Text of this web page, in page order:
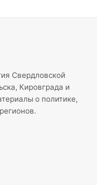
Свердловской
Кировграда и
о политике,